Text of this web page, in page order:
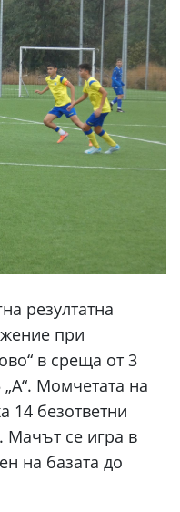
резултатна
при
в среща от 3
Момчетата на
14 безответни
Мачът се игра в
на базата до